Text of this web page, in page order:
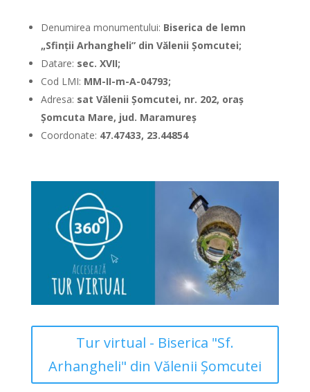
Denumirea monumentului: Biserica de lemn
„Sfinții Arhangheli” din Vălenii Şomcutei;
Datare: sec. XVII;
Cod LMI: MM-II-m-A-04793;
Adresa: sat Vălenii Şomcutei, nr. 202, oraş
Şomcuta Mare, jud. Maramureş
Coordonate: 47.47433, 23.44854
Tur virtual - Biserica "Sf.
Arhangheli" din Vălenii Şomcutei